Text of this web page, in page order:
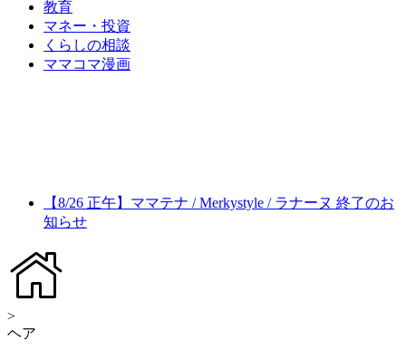
教育
マネー・投資
くらしの相談
ママコマ漫画
【8/26 正午】ママテナ / Merkystyle / ラナーヌ 終了のお
知らせ
>
ヘア